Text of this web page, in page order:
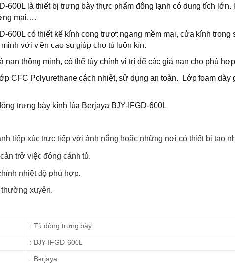
600L là thiết bị trưng bày thực phẩm đông lạnh có dung tích lớn.
mại,…
600L có thiết kế kính cong trượt ngang mềm mại, cửa kính
với viền cao su giúp cho tủ luôn kín.
nan thông minh, có thể tùy chỉnh vị trí để các giá nan cho phù
CFC Polyurethane cách nhiệt, sử dụng an toàn. Lớp foam dày
tiếp xúc trực tiếp với ánh nắng hoặc những nơi có thiết bị tạo
trở việc đóng cánh tủ.
nhiệt độ phù hợp.
thường xuyên.
: Tủ đông trưng bày
: BJY-IFGD-600L
: Berjaya